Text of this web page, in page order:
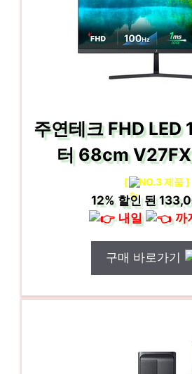
주연테크 FHD LED
터 68cm
[ NO.3 제품 ]
12% 할인 된
내일
까
구매 바로가기